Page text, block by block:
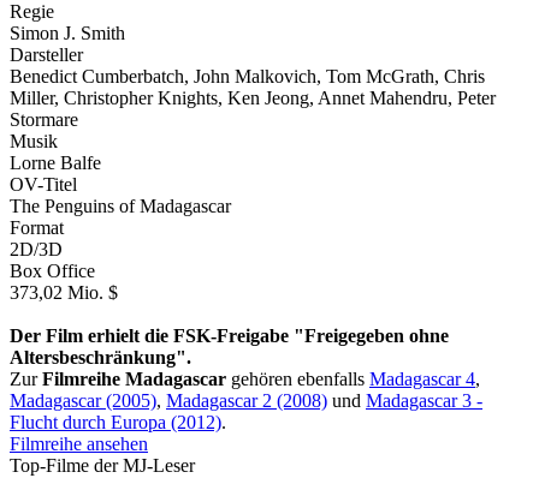
Regie
Simon J. Smith
Darsteller
Benedict Cumberbatch, John Malkovich, Tom McGrath, Chris
Miller, Christopher Knights, Ken Jeong, Annet Mahendru, Peter
Stormare
Musik
Lorne Balfe
OV-Titel
The Penguins of Madagascar
Format
2D/3D
Box Office
373,02 Mio. $
Der Film erhielt die FSK-Freigabe "Freigegeben ohne
Altersbeschränkung".
ZurFilmreihe Madagascar gehören ebenfalls Madagascar 4,
Madagascar (2005), Madagascar 2 (2008) und Madagascar 3 -
Flucht durch Europa (2012).
Filmreihe ansehen
Top-Filme der MJ-Leser